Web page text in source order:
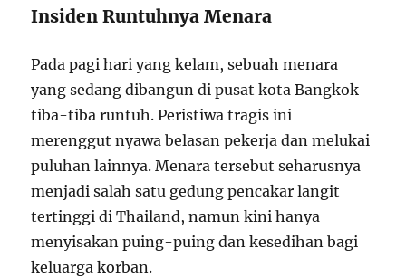
Insiden Runtuhnya Menara
Pada pagi hari yang kelam, sebuah menara
yang sedang dibangun di pusat kota Bangkok
tiba-tiba runtuh. Peristiwa tragis ini
merenggut nyawa belasan pekerja dan melukai
puluhan lainnya. Menara tersebut seharusnya
menjadi salah satu gedung pencakar langit
tertinggi di Thailand, namun kini hanya
menyisakan puing-puing dan kesedihan bagi
keluarga korban.